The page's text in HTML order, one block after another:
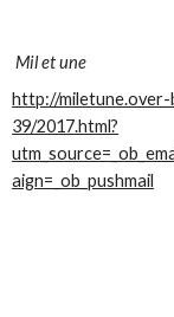
Mil et une
http://miletune.over-
39/2017.html?
aign=_ob_pushmail